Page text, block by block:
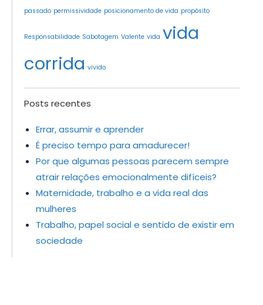
passado permissividade posicionamento de vida propósito
Responsabilidade Sabotagem Valente vida vida
corrida vivido
Posts recentes
Errar, assumir e aprender
É preciso tempo para amadurecer!
Por que algumas pessoas parecem sempre
atrair relações emocionalmente difíceis?
Maternidade, trabalho e a vida real das
mulheres
Trabalho, papel social e sentido de existir em
sociedade